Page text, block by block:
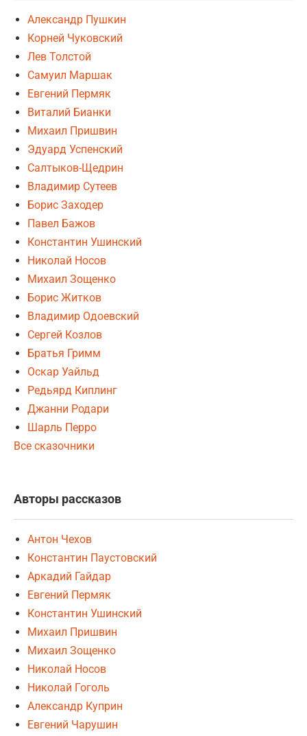
Александр Пушкин
Корней Чуковский
Лев Толстой
Самуил Маршак
Евгений Пермяк
Виталий Бианки
Михаил Пришвин
Эдуард Успенский
Салтыков-Щедрин
Владимир Сутеев
Борис Заходер
Павел Бажов
Константин Ушинский
Николай Носов
Михаил Зощенко
Борис Житков
Владимир Одоевский
Сергей Козлов
Братья Гримм
Оскар Уайльд
Редьярд Киплинг
Джанни Родари
Шарль Перро
Все сказочники
Авторы рассказов
Антон Чехов
Константин Паустовский
Аркадий Гайдар
Евгений Пермяк
Константин Ушинский
Михаил Пришвин
Михаил Зощенко
Николай Носов
Николай Гоголь
Александр Куприн
Евгений Чарушин